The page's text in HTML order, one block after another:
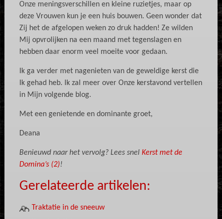
Onze meningsverschillen en kleine ruzietjes, maar op
deze Vrouwen kun je een huis bouwen. Geen wonder dat
Zij het de afgelopen weken zo druk hadden! Ze wilden
Mij opvrolijken na een maand met tegenslagen en
hebben daar enorm veel moeite voor gedaan.
Ik ga verder met nagenieten van de geweldige kerst die
Ik gehad heb. Ik zal meer over Onze kerstavond vertellen
in Mijn volgende blog.
Met een genietende en dominante groet,
Deana
Benieuwd naar het vervolg? Lees snel Kerst met de
Domina’s (2)!
Gerelateerde artikelen:
Traktatie in de sneeuw